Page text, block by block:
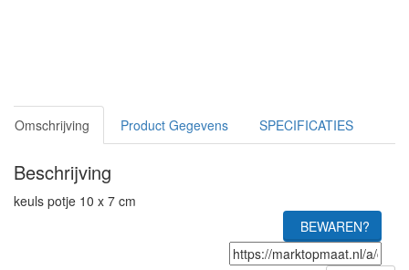
Omschrijving Product Gegevens SPECIFICATIES
Beschrijving
keuls potje 10 x 7 cm
BEWAREN?